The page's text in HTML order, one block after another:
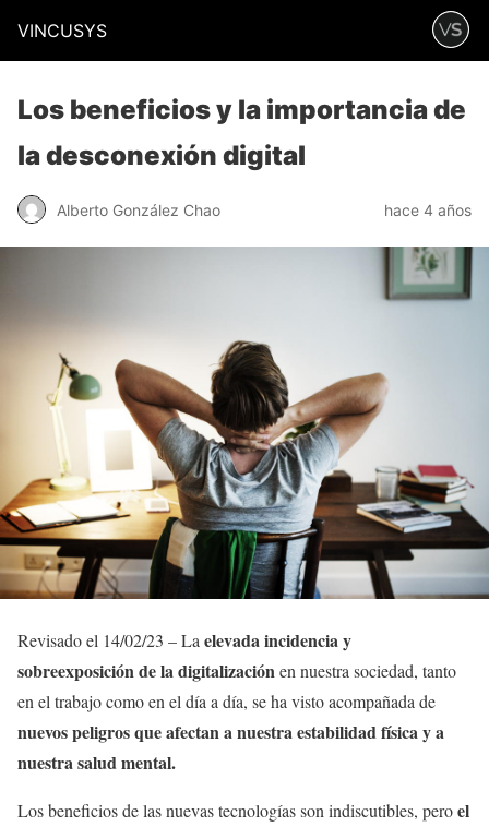
VINCUSYS
Los beneficios y la importancia de
la desconexión digital
Alberto González Chao hace 4 años
Revisado el 14/02/23 – Laelevada incidencia y
sobreexposición de la digitalizaciónen nuestra sociedad, tanto
en el trabajo como en el día a día, se ha visto acompañada de
nuevos peligros que afectan a nuestra estabilidad física y a
nuestra salud mental.
Los beneficios de las nuevas tecnologías son indiscutibles, peroel